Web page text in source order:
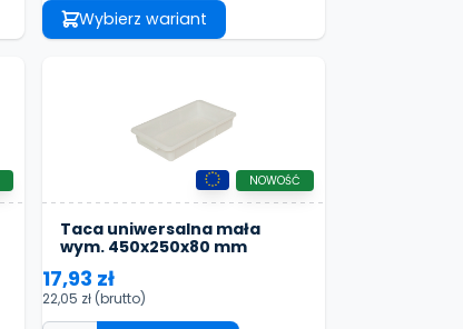
Wybierz wariant
Taca uniwersalna mała
wym. 450x250x80 mm
NOWOŚĆ
17,93 zł
22,05 zł (brutto)